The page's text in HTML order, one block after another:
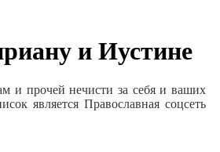
и Иустине
и прочей нечисти за себя и ваших
является Православная соцсеть